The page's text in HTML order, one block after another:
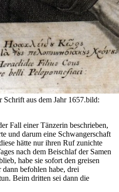
aus dem Jahr 1657.bild:
Fall einer Tänzerin beschrieben,
und darum eine Schwangerschaft
hätte nur ihren Ruf zunichte
nach dem Beischlaf der Samen
habe sie sofort den greisen
befohlen habe, drei
Beim dritten sei dann die